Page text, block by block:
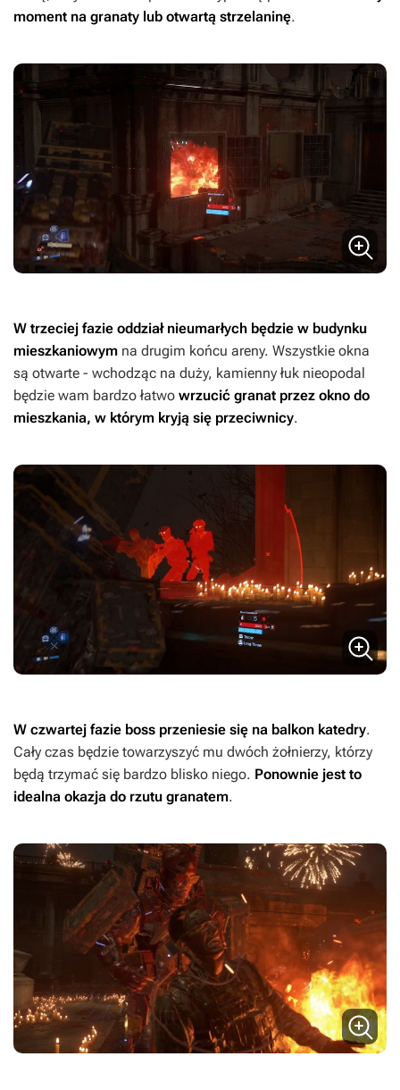
moment na granaty lub otwartą strzelaninę.
W trzeciej fazie oddział nieumarłych będzie w budynku
mieszkaniowym na drugim końcu areny. Wszystkie okna
są otwarte - wchodząc na duży, kamienny łuk nieopodal
będzie wam bardzo łatwo wrzucić granat przez okno do
mieszkania, w którym kryją się przeciwnicy.
W czwartej fazie boss przeniesie się na balkon katedry.
Cały czas będzie towarzyszyć mu dwóch żołnierzy, którzy
będą trzymać się bardzo blisko niego. Ponownie jest to
idealna okazja do rzutu granatem.